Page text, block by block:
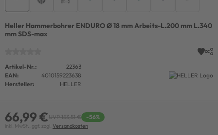
Heller Hammerbohrer ENDURO Ø 18 mm Arbeits-L.200 mm L.340
mm SDS-max
Artikel-Nr.:
22363
EAN:
4010159223638
Hersteller:
HELLER
66,99 €UVP 153,51 € -56%
inkl. MwSt., ggf. zzgl. Versandkosten